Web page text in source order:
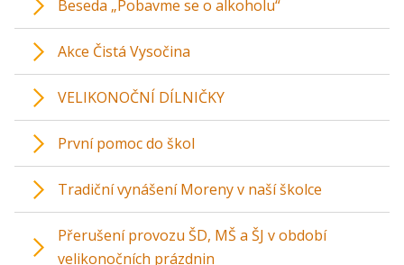
Beseda „Pobavme se o alkoholu“
Akce Čistá Vysočina
VELIKONOČNÍ DÍLNIČKY
První pomoc do škol
Tradiční vynášení Moreny v naší školce
Přerušení provozu ŠD, MŠ a ŠJ v období
velikonočních prázdnin